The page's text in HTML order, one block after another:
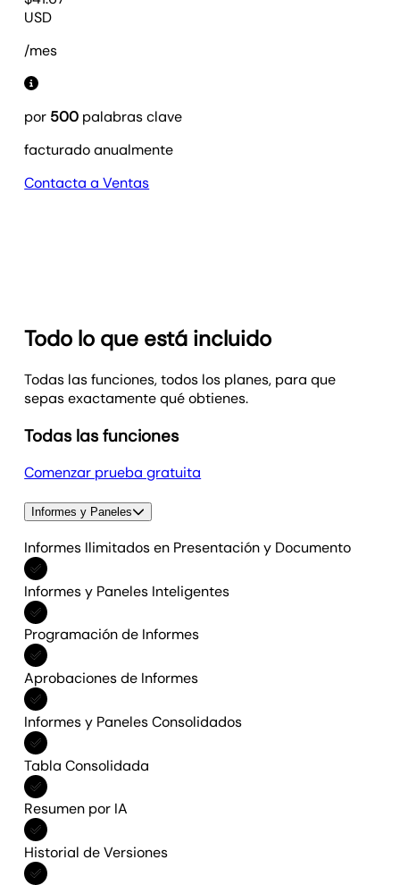
USD
/mes
por 500 palabras clave
facturado anualmente
Contacta a Ventas
Todo lo que está incluido
Todas las funciones, todos los planes, para que
sepas exactamente qué obtienes.
Todas las funciones
Comenzar prueba gratuita
Informes y Paneles
Informes Ilimitados en Presentación y Documento
Incluido en Todas las funciones
Informes y Paneles Inteligentes
Incluido en Todas las funciones
Programación de Informes
Incluido en Todas las funciones
Aprobaciones de Informes
Incluido en Todas las funciones
Informes y Paneles Consolidados
Incluido en Todas las funciones
Tabla Consolidada
Incluido en Todas las funciones
Resumen por IA
Incluido en Todas las funciones
Historial de Versiones
Incluido en Todas las funciones